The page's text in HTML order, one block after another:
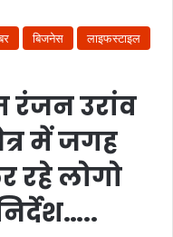
बिजनेस
लाइफस्टाइल
रंजन उरांव
में जगह
रहे लोगो